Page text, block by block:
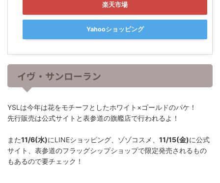
楽天市場
Yahooショッピング
イヴ・サンローラン
YSLは今年は花をモチーフとしたホワイト×ゴールドのパケ！
先行販売は公式サイトと表参道の旗艦店で行われるよ！
また11/6(水)にLINEショッピング、ゾゾコスメ、 11/15(金)に公式
サイト、表参道のフラッグシップショップで限定発売されるもの
もあるので要チェック！